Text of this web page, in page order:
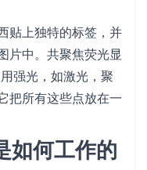
贴上独特的标签，并
片中。共聚焦荧光显
强光，如激光，聚
把所有这些点放在一
如何工作的